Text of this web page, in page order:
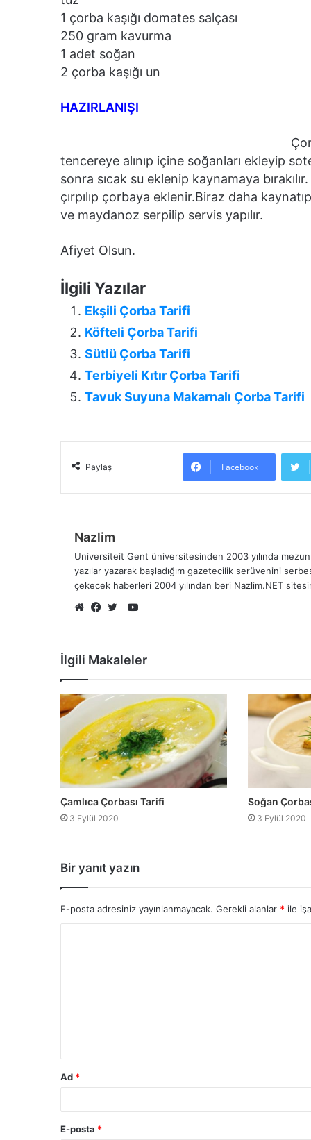
1 çorba kaşığı domates salçası
250 gram kavurma
1 adet soğan
2 çorba kaşığı un
HAZIRLANIŞI
tencereye alınıp içine soğanları ekleyip
sonra sıcak su eklenip kaynamaya
çırpılıp çorbaya eklenir.Biraz daha
ve maydanoz serpilip servis yapılır.
Afiyet Olsun.
İlgili Yazılar
Ekşili Çorba Tarifi
Köfteli Çorba Tarifi
Sütlü Çorba Tarifi
Terbiyeli Kıtır Çorba Tarifi
Tavuk Suyuna Makarnalı Çorba Tarifi
Paylaş Facebook
Nazlim
Universiteit Gent üniversitesinden 2003 yılında
yazılar yazarak başladığım gazetecilik serüvenini
çekecek haberleri 2004 yılından beri Nazlim.NET
YouTube
İlgili Makaleler
Çamlıca Çorbası Tarifi
3 Eylül 2020
Soğan
3 Eylül 2020
Bir yanıt yazın
E-posta adresiniz yayınlanmayacak. Gerekli alanlar * ile
Ad *
E-posta *